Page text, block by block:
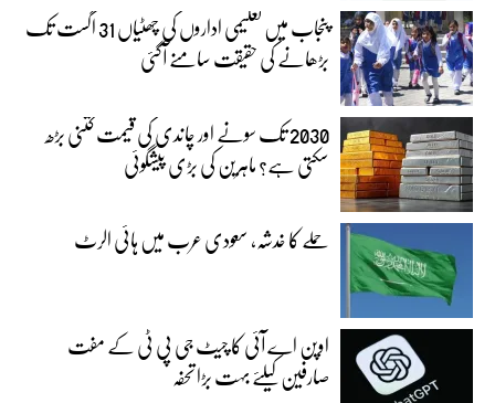
پنجاب میں تعلیمی اداروں کی چھٹیاں 31 اگست تک
بڑھانے کی حقیقت سامنے آگئی
2030 تک سونے اور چاندی کی قیمت کتنی بڑھ
سکتی ہے؟ ماہرین کی بڑی پیشگوئی
حملے کا خدشہ، سعودی عرب میں ہائی الرٹ
اوپن اے آئی کا چیٹ جی پی ٹی کے مفت
صارفین کیلئے بہت بڑا تحفہ